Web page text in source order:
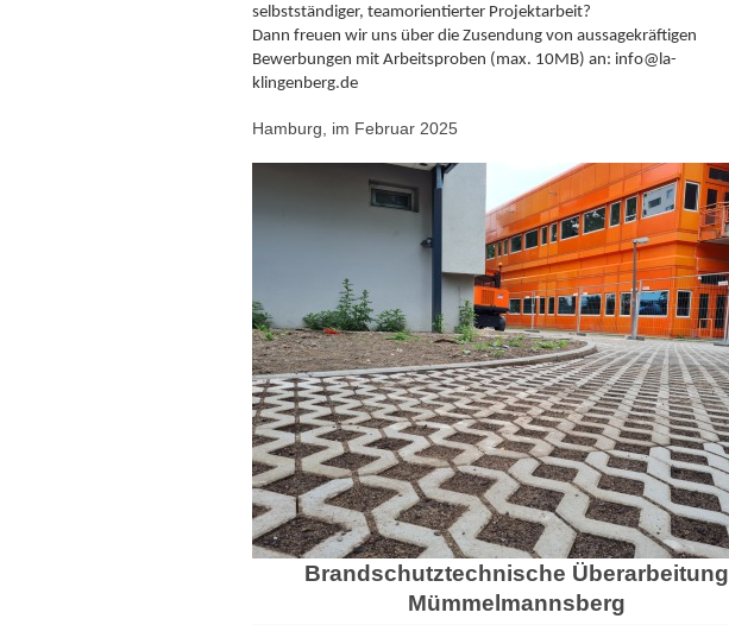
selbstständiger, teamorientierter Projektarbeit?
Dann freuen wir uns über die Zusendung von aussagekräftigen
Bewerbungen mit Arbeitsproben (max. 10MB) an: info@la-
klingenberg.de
Hamburg, im Februar 2025
Brandschutztechnische Überarbeitung
Mümmelmannsberg